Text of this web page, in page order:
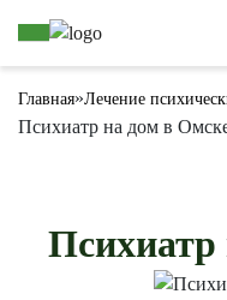
Главная»Лечение
Психиатр на дом в